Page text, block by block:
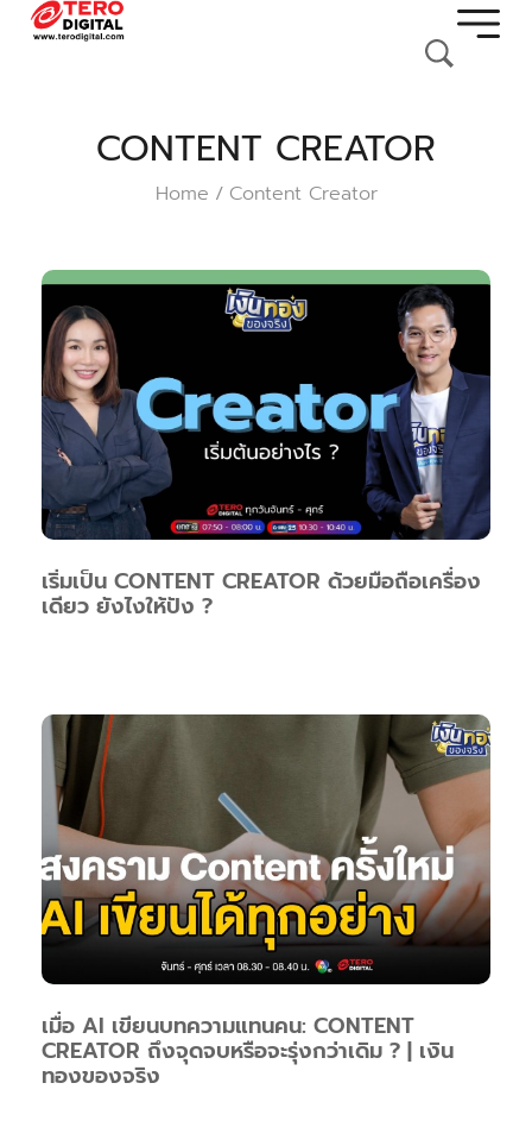
CONTENT CREATOR
Home / Content Creator
เริ่มเป็น CONTENT CREATOR ด้วยมือถือเครื่อง
เดียว ยังไงให้ปัง ?
เมื่อ AI เขียนบทความแทนคน: CONTENT
CREATOR ถึงจุดจบหรือจะรุ่งกว่าเดิม ? | เงิน
ทองของจริง